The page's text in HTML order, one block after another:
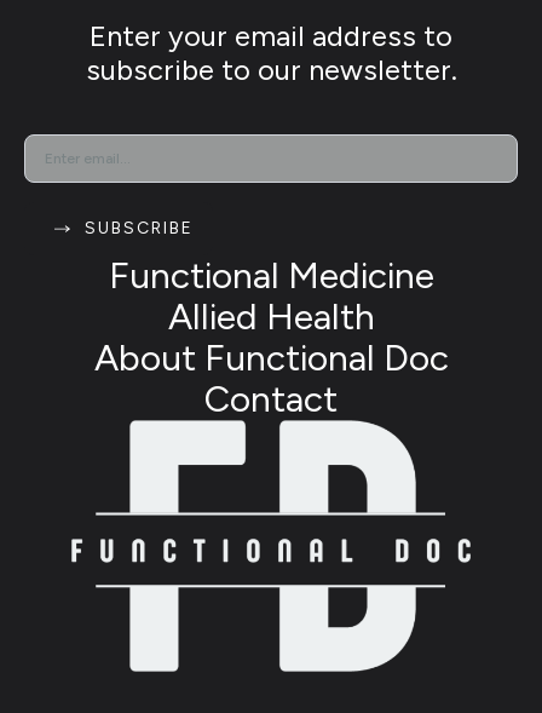
Enter your email address to
subscribe to our newsletter.
EMAIL
SUBSCRIBE
Functional Medicine
Allied Health
About Functional Doc
Contact